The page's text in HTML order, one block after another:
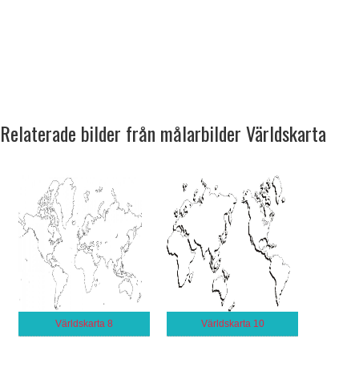
Relaterade bilder från målarbilder Världskarta
Världskarta 8 Världskarta 10